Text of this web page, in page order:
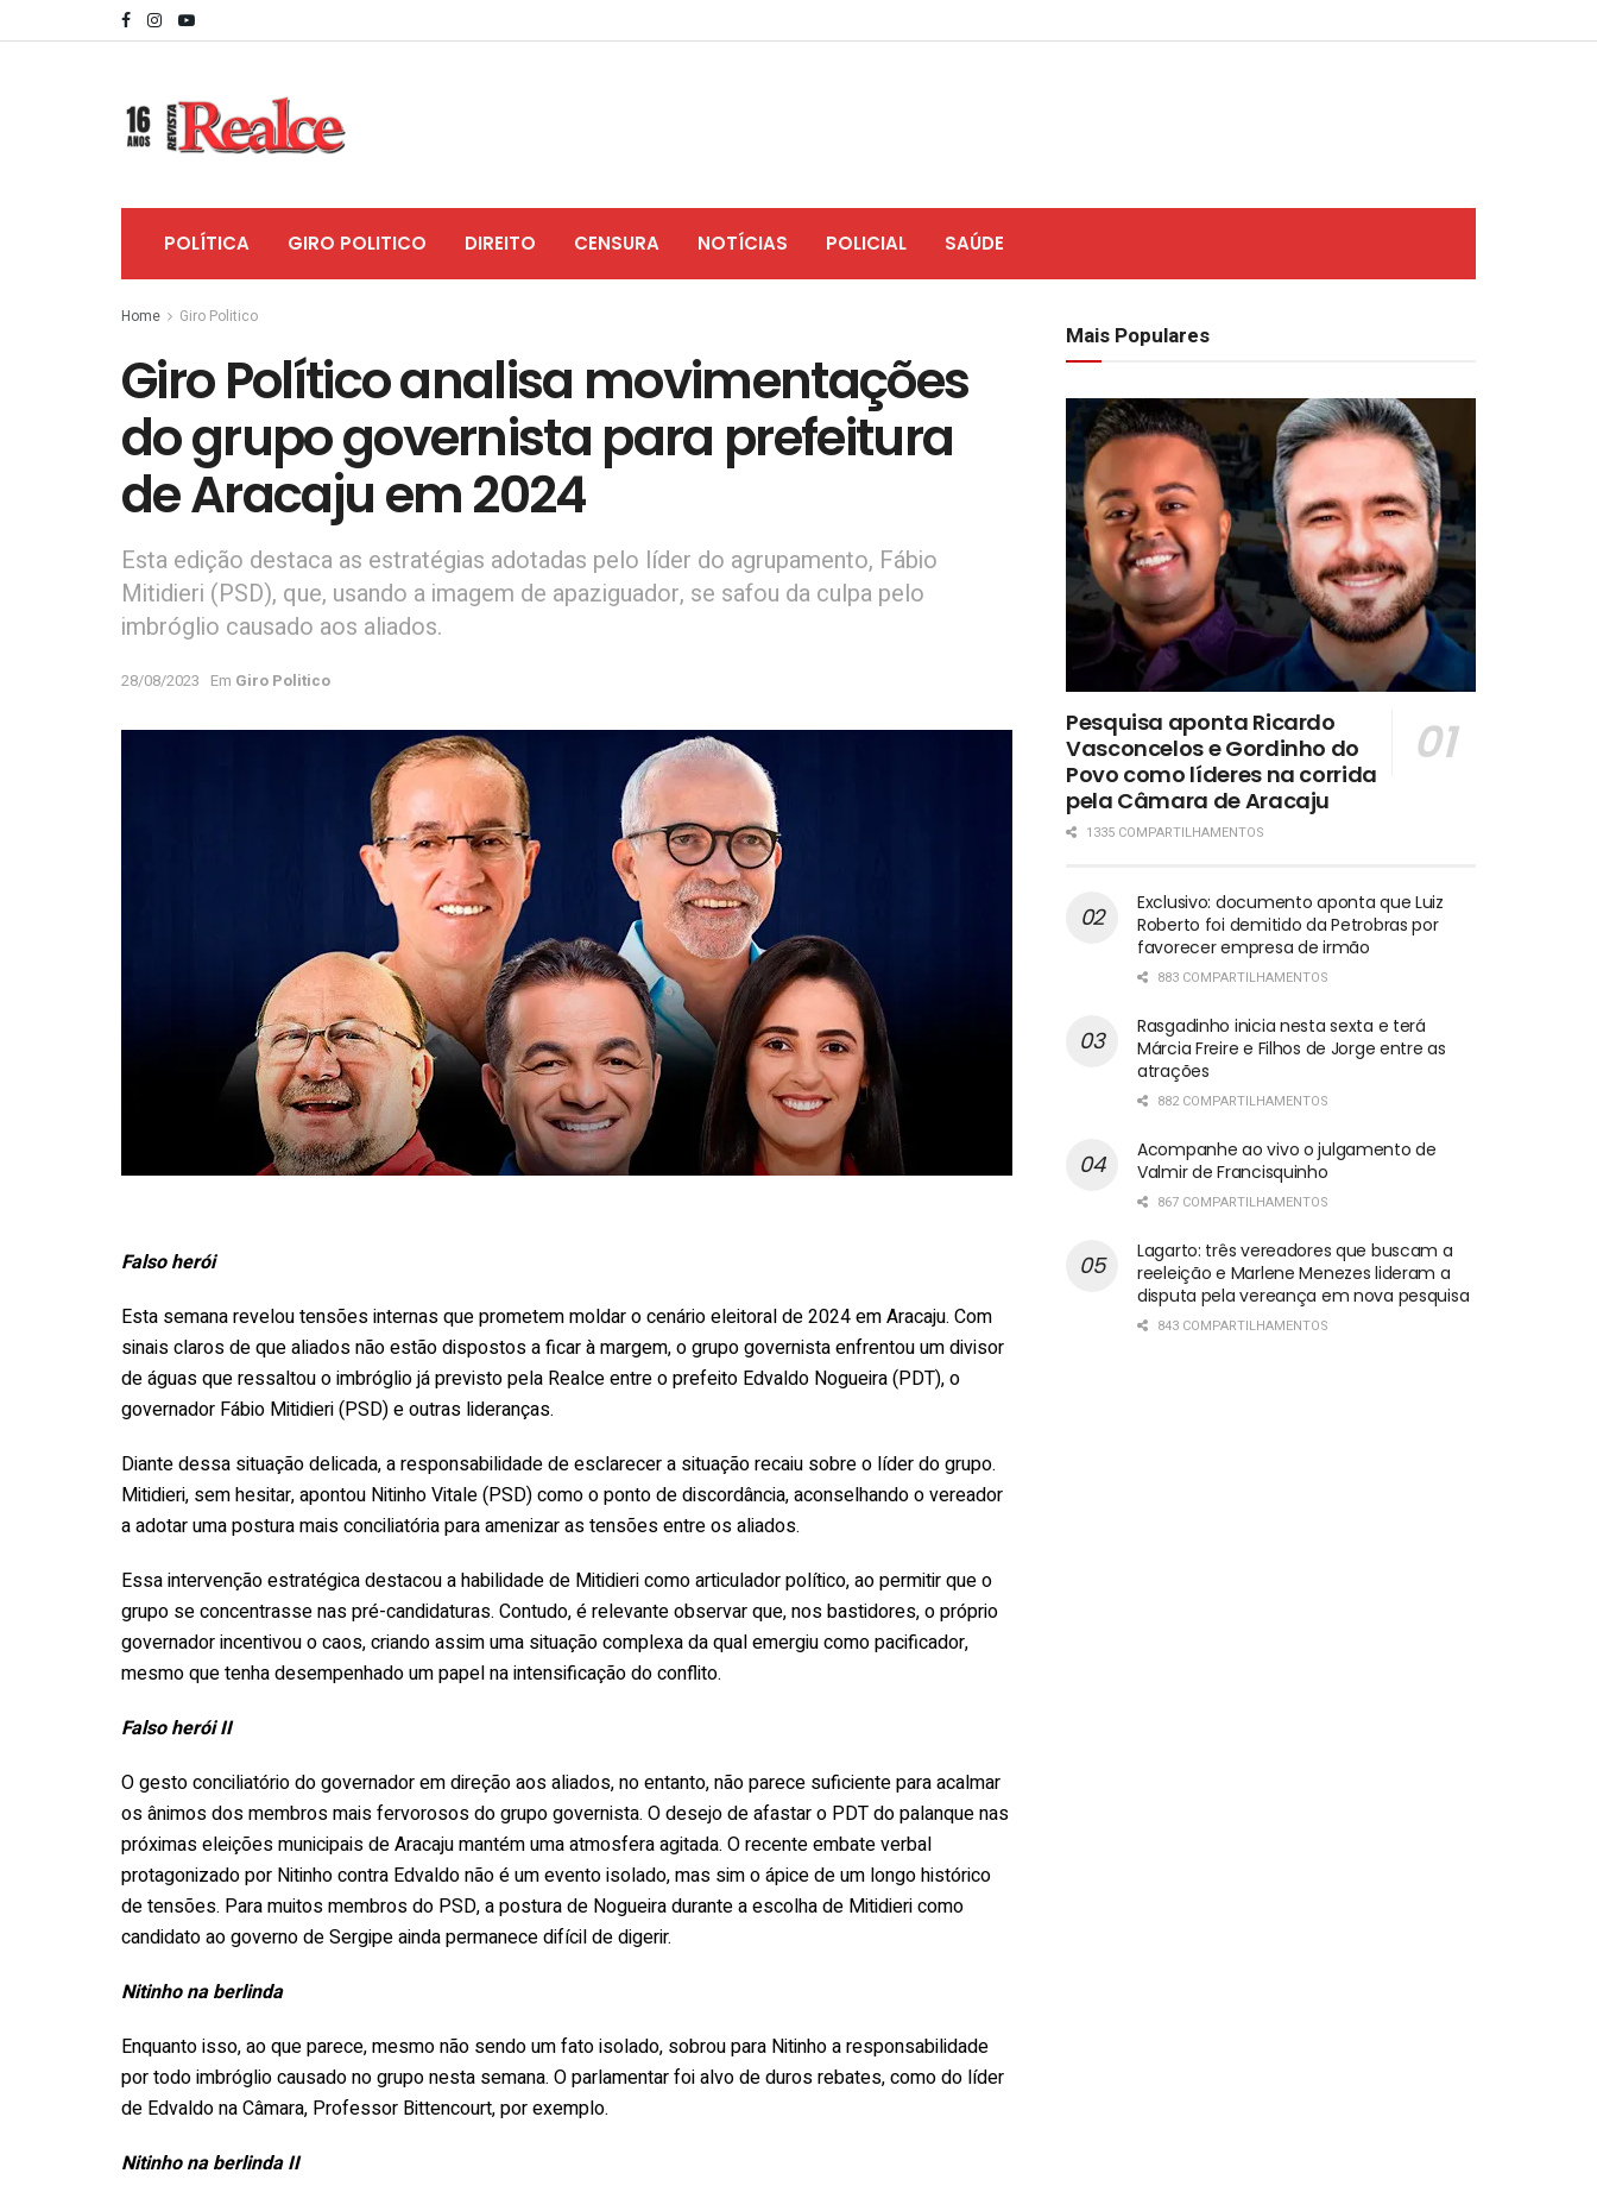
POLÍTICA GIRO POLITICO DIREITO CENSURA NOTÍCIAS POLICIAL SAÚDE
Home Giro Politico
Giro Político analisa movimentações
do grupo governista para prefeitura
de Aracaju em 2024
Esta edição destaca as estratégias adotadas pelo líder do agrupamento, Fábio
Mitidieri (PSD), que, usando a imagem de apaziguador, se safou da culpa pelo
imbróglio causado aos aliados.
28/08/2023 Em Giro Politico
Falso herói
Esta semana revelou tensões internas que prometem moldar o cenário eleitoral de 2024 em Aracaju. Com
sinais claros de que aliados não estão dispostos a ficar à margem, o grupo governista enfrentou um divisor
de águas que ressaltou o imbróglio já previsto pela Realce entre o prefeito Edvaldo Nogueira (PDT), o
governador Fábio Mitidieri (PSD) e outras lideranças.
Diante dessa situação delicada, a responsabilidade de esclarecer a situação recaiu sobre o líder do grupo.
Mitidieri, sem hesitar, apontou Nitinho Vitale (PSD) como o ponto de discordância, aconselhando o vereador
a adotar uma postura mais conciliatória para amenizar as tensões entre os aliados.
Essa intervenção estratégica destacou a habilidade de Mitidieri como articulador político, ao permitir que o
grupo se concentrasse nas pré-candidaturas. Contudo, é relevante observar que, nos bastidores, o próprio
governador incentivou o caos, criando assim uma situação complexa da qual emergiu como pacificador,
mesmo que tenha desempenhado um papel na intensificação do conflito.
Falso herói II
O gesto conciliatório do governador em direção aos aliados, no entanto, não parece suficiente para acalmar
os ânimos dos membros mais fervorosos do grupo governista. O desejo de afastar o PDT do palanque nas
próximas eleições municipais de Aracaju mantém uma atmosfera agitada. O recente embate verbal
protagonizado por Nitinho contra Edvaldo não é um evento isolado, mas sim o ápice de um longo histórico
de tensões. Para muitos membros do PSD, a postura de Nogueira durante a escolha de Mitidieri como
candidato ao governo de Sergipe ainda permanece difícil de digerir.
Nitinho na berlinda
Enquanto isso, ao que parece, mesmo não sendo um fato isolado, sobrou para Nitinho a responsabilidade
por todo imbróglio causado no grupo nesta semana. O parlamentar foi alvo de duros rebates, como do líder
de Edvaldo na Câmara, Professor Bittencourt, por exemplo.
Nitinho na berlinda II
Mais Populares
Pesquisa aponta Ricardo
Vasconcelos e Gordinho do
Povo como líderes na corrida
pela Câmara de Aracaju
1335 COMPARTILHAMENTOS
Exclusivo: documento aponta que Luiz
Roberto foi demitido da Petrobras por
favorecer empresa de irmão
883 COMPARTILHAMENTOS
Rasgadinho inicia nesta sexta e terá
Márcia Freire e Filhos de Jorge entre as
atrações
882 COMPARTILHAMENTOS
Acompanhe ao vivo o julgamento de
Valmir de Francisquinho
867 COMPARTILHAMENTOS
Lagarto: três vereadores que buscam a
reeleição e Marlene Menezes lideram a
disputa pela vereança em nova pesquisa
843 COMPARTILHAMENTOS